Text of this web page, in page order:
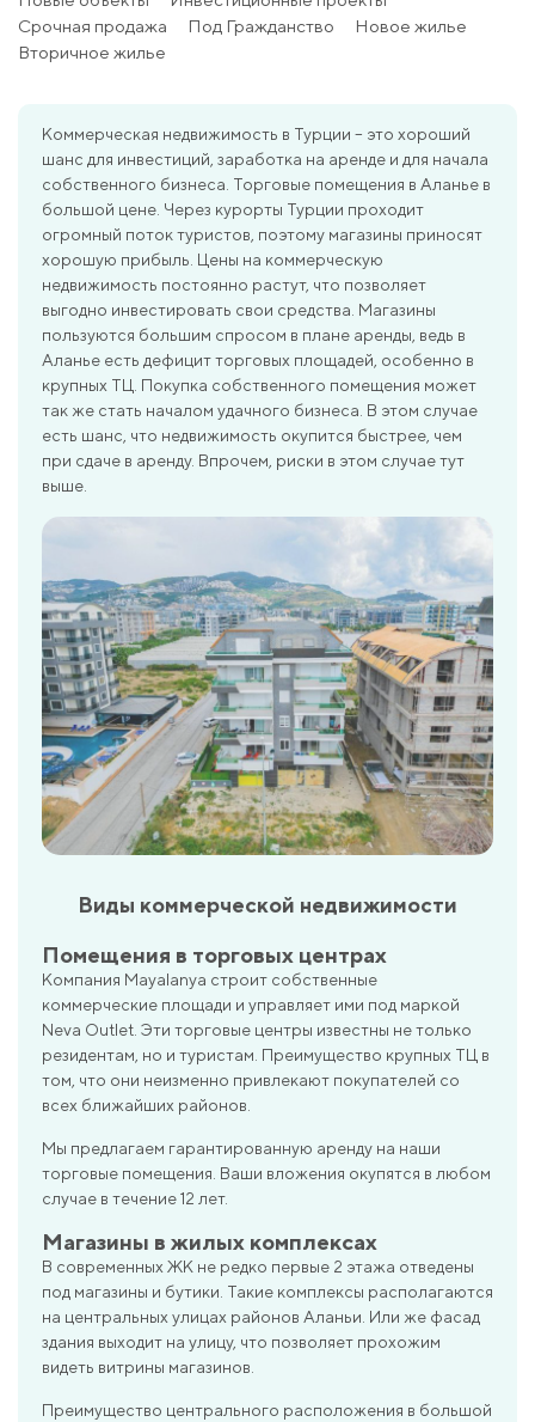
Срочная продажа
Под Гражданство
Новое жилье
Вторичное жилье
Коммерческая недвижимость в Турции – это хороший
шанс для инвестиций, заработка на аренде и для начала
собственного бизнеса. Торговые помещения в Аланье в
большой цене. Через курорты Турции проходит
огромный поток туристов, поэтому магазины приносят
хорошую прибыль. Цены на коммерческую
недвижимость постоянно растут, что позволяет
выгодно инвестировать свои средства. Магазины
пользуются большим спросом в плане аренды, ведь в
Аланье есть дефицит торговых площадей, особенно в
крупных ТЦ. Покупка собственного помещения может
так же стать началом удачного бизнеса. В этом случае
есть шанс, что недвижимость окупится быстрее, чем
при сдаче в аренду. Впрочем, риски в этом случае тут
выше.
Виды коммерческой недвижимости
Помещения в торговых центрах
Компания Mayalanya строит собственные
коммерческие площади и управляет ими под маркой
Neva Outlet. Эти торговые центры известны не только
резидентам, но и туристам. Преимущество крупных ТЦ в
том, что они неизменно привлекают покупателей со
всех ближайших районов.
Мы предлагаем гарантированную аренду на наши
торговые помещения. Ваши вложения окупятся в любом
случае в течение 12 лет.
Магазины в жилых комплексах
В современных ЖК не редко первые 2 этажа отведены
под магазины и бутики. Такие комплексы располагаются
на центральных улицах районов Аланьи. Или же фасад
здания выходит на улицу, что позволяет прохожим
видеть витрины магазинов.
Преимущество центрального расположения в большой